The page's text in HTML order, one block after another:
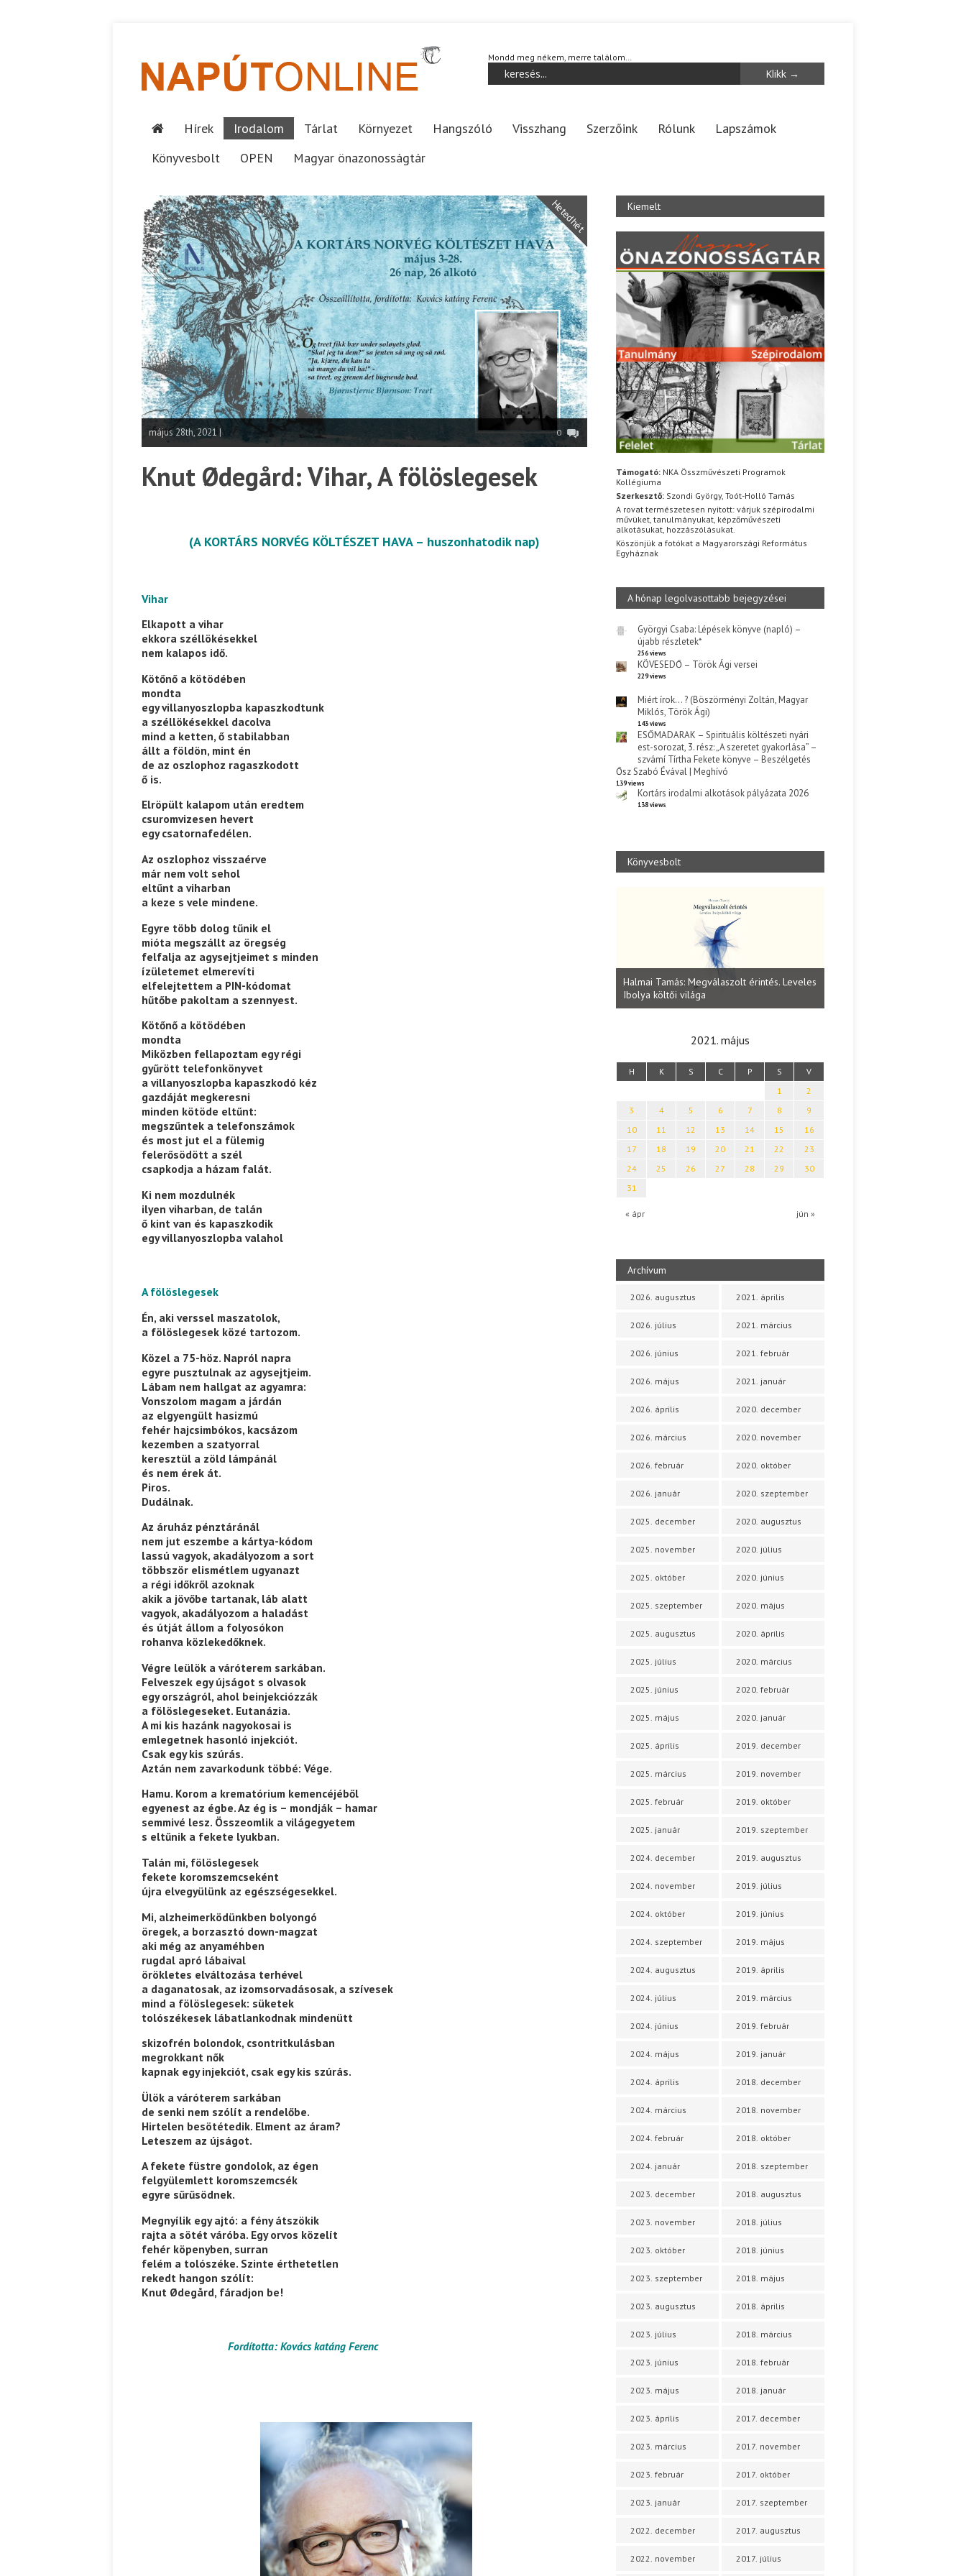
Mondd meg nékem, merre találom…
Hírek Irodalom Tárlat Környezet Hangszóló Visszhang Szerzőink Rólunk
Lapszámok
Könyvesbolt
OPEN Magyar önazonosságtár
Hetedhét
május 28th, 2021 | 0
Knut Ødegård: Vihar, A fölöslegesek
(A KORTÁRS NORVÉG KÖLTÉSZET HAVA – huszonhatodik nap)
Vihar
Elkapott a vihar
ekkora széllökésekkel
nem kalapos idő.
Kötőnő a kötödében
mondta
egy villanyoszlopba kapaszkodtunk
a széllökésekkel dacolva
mind a ketten, ő stabilabban
állt a földön, mint én
de az oszlophoz ragaszkodott
ő is.
Elröpült kalapom után eredtem
csuromvizesen hevert
egy csatornafedélen.
Az oszlophoz visszaérve
már nem volt sehol
eltűnt a viharban
a keze s vele mindene.
Egyre több dolog tűnik el
mióta megszállt az öregség
felfalja az agysejtjeimet s minden
ízületemet elmerevíti
elfelejtettem a PIN-kódomat
hűtőbe pakoltam a szennyest.
Kötőnő a kötödében
mondta
Miközben fellapoztam egy régi
gyűrött telefonkönyvet
a villanyoszlopba kapaszkodó kéz
gazdáját megkeresni
minden kötöde eltűnt:
megszűntek a telefonszámok
és most jut el a fülemig
felerősödött a szél
csapkodja a házam falát.
Ki nem mozdulnék
ilyen viharban, de talán
ő kint van és kapaszkodik
egy villanyoszlopba valahol
A fölöslegesek
Én, aki verssel maszatolok,
a fölöslegesek közé tartozom.
Közel a 75-höz. Napról napra
egyre pusztulnak az agysejtjeim.
Lábam nem hallgat az agyamra:
Vonszolom magam a járdán
az elgyengült hasizmú
fehér hajcsimbókos, kacsázom
kezemben a szatyorral
keresztül a zöld lámpánál
és nem érek át.
Piros.
Dudálnak.
Az áruház pénztáránál
nem jut eszembe a kártya-kódom
lassú vagyok, akadályozom a sort
többször elismétlem ugyanazt
a régi időkről azoknak
akik a jövőbe tartanak, láb alatt
vagyok, akadályozom a haladást
és útját állom a folyosókon
rohanva közlekedőknek.
Végre leülök a váróterem sarkában.
Felveszek egy újságot s olvasok
egy országról, ahol beinjekciózzák
a fölöslegeseket. Eutanázia.
A mi kis hazánk nagyokosai is
emlegetnek hasonló injekciót.
Csak egy kis szúrás.
Aztán nem zavarkodunk többé: Vége.
Hamu. Korom a krematórium kemencéjéből
egyenest az égbe. Az ég is – mondják ­– hamar
semmivé lesz. Összeomlik a világegyetem
s eltűnik a fekete lyukban.
Talán mi, fölöslegesek
fekete koromszemcseként
újra elvegyülünk az egészségesekkel.
Mi, alzheimerködünkben bolyongó
öregek, a borzasztó down-magzat
aki még az anyaméhben
rugdal apró lábaival
örökletes elváltozása terhével
a daganatosak, az izomsorvadásosak, a szívesek
mind a fölöslegesek: süketek
tolószékesek lábatlankodnak mindenütt
skizofrén bolondok, csontritkulásban
megrokkant nők
kapnak egy injekciót, csak egy kis szúrás.
Ülök a váróterem sarkában
de senki nem szólít a rendelőbe.
Hirtelen besötétedik. Elment az áram?
Leteszem az újságot.
A fekete füstre gondolok, az égen
felgyülemlett koromszemcsék
egyre sűrűsödnek.
Megnyílik egy ajtó: a fény átszökik
rajta a sötét váróba. Egy orvos közelít
fehér köpenyben, surran
felém a tolószéke. Szinte érthetetlen
rekedt hangon szólít:
Knut Ødegård, fáradjon be!
Fordította: Kovács katáng Ferenc
Kiemelt
Támogató: NKA Összművészeti Programok
Kollégiuma
Szerkesztő: Szondi György, Toót-Holló Tamás
A rovat természetesen nyitott: várjuk szépirodalmi
művüket, tanulmányukat, képzőművészeti
alkotásukat, hozzászólásukat.
Köszönjük a fotókat a Magyarországi Református
Egyháznak
A hónap legolvasottabb bejegyzései
Györgyi Csaba: Lépések könyve (napló) –
újabb részletek*
256 views
KÖVESEDŐ – Török Ági versei
229 views
Miért írok… ? (Böszörményi Zoltán, Magyar
Miklós, Török Ági)
143 views
ESŐMADARAK – Spirituális költészeti nyári
est-sorozat, 3. rész: „A szeretet gyakorlása” –
szvámí Tírtha Fekete könyve – Beszélgetés
Ősz Szabó Évával | Meghívó
139 views
Kortárs irodalmi alkotások pályázata 2026
138 views
Könyvesbolt
Káplán Géza: Erotikai kalauz
Halmai Tamás: Megválaszolt érintés. Leveles
Ibolya költői világa
2021. május
H K S C P S V
« ápr jún »
1
2
3
4 5 6 7 8
9
10
11 12 13 14 15
16
17
18 19 20 21 22
23
24
25 26 27 28 29
30
31
Archívum
2026. augusztus
2026. július
2026. június
2026. május
2026. április
2026. március
2026. február
2026. január
2025. december
2025. november
2025. október
2025. szeptember
2025. augusztus
2025. július
2025. június
2025. május
2025. április
2025. március
2025. február
2025. január
2024. december
2024. november
2024. október
2024. szeptember
2024. augusztus
2024. július
2024. június
2024. május
2024. április
2024. március
2024. február
2024. január
2023. december
2023. november
2023. október
2023. szeptember
2023. augusztus
2023. július
2023. június
2023. május
2023. április
2023. március
2023. február
2023. január
2022. december
2022. november
2021. április
2021. március
2021. február
2021. január
2020. december
2020. november
2020. október
2020. szeptember
2020. augusztus
2020. július
2020. június
2020. május
2020. április
2020. március
2020. február
2020. január
2019. december
2019. november
2019. október
2019. szeptember
2019. augusztus
2019. július
2019. június
2019. május
2019. április
2019. március
2019. február
2019. január
2018. december
2018. november
2018. október
2018. szeptember
2018. augusztus
2018. július
2018. június
2018. május
2018. április
2018. március
2018. február
2018. január
2017. december
2017. november
2017. október
2017. szeptember
2017. augusztus
2017. július